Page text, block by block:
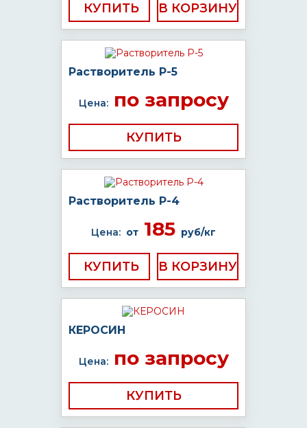
КУПИТЬ
Растворитель Р-5
Цена:по запросу
КУПИТЬ
Растворитель Р-4
Цена: от 185 руб/кг
КУПИТЬ
КЕРОСИН
Цена:по запросу
КУПИТЬ